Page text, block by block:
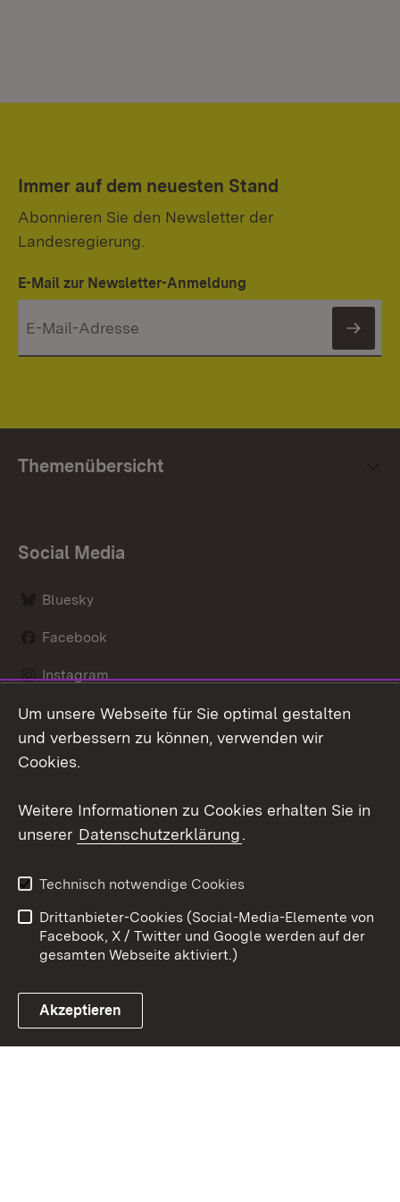
Immer auf dem neuesten Stand
Abonnieren Sie den Newsletter der
Landesregierung.
E-Mail zur Newsletter-Anmeldung
Themenübersicht
Social Media
Bluesky
Facebook
Instagram
LinkedIn
Link zum Landesportal
Datenschutz
Barrierefreiheit
Impressum
Cookies
Um unsere Webseite für Sie optimal gestalten
und verbessern zu können, verwenden wir
Cookies.
Weitere Informationen zu Cookies erhalten Sie in
unserer Datenschutzerklärung.
Technisch notwendige Cookies
Drittanbieter-Cookies (Social-Media-Elemente von
Facebook, X / Twitter und Google werden auf der
gesamten Webseite aktiviert.)
Akzeptieren